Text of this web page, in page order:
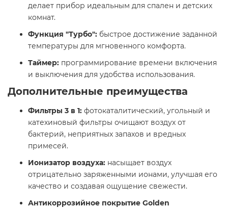
делает прибор идеальным для спален и детских
комнат.
Функция "Турбо": быстрое достижение заданной
температуры для мгновенного комфорта.
Таймер: программирование времени включения
и выключения для удобства использования.
Дополнительные преимущества
Фильтры 3 в 1: фотокаталитический, угольный и
катехиновый фильтры очищают воздух от
бактерий, неприятных запахов и вредных
примесей.
Ионизатор воздуха: насыщает воздух
отрицательно заряженными ионами, улучшая его
качество и создавая ощущение свежести.
Антикоррозийное покрытие Golden